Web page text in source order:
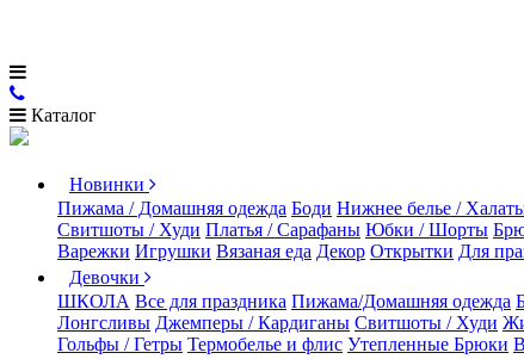
Каталог
Новинки
Пижама / Домашняя одежда Боди Нижнее белье /
Свитшоты / Худи Платья / Сарафаны Юбки / Шорты
Варежки Игрушки Вязаная еда Декор Открытки Для
Девочки
ШКОЛА Все для праздника Пижама/Домашняя одежда
Лонгсливы Джемперы / Кардиганы Свитшоты / Худи
Гольфы / Гетры Термобелье и флис Утепленные Брюки